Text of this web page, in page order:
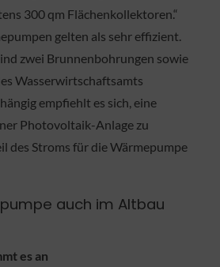
300 qm Flächenkollektoren.“
gelten als sehr effizient.
zwei Brunnenbohrungen sowie
Wasserwirtschaftsamts
empfiehlt es sich, eine
Photovoltaik-Anlage zu
des Stroms für die Wärmepumpe
auch im Altbau
es an